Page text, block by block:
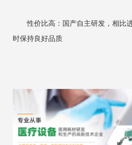
性价比高：国产自主研发，相比进
时保持良好品质